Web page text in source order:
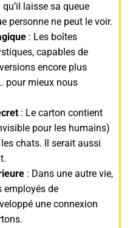
laisse sa queue
personne ne peut le voir.
: Les boîtes
capables de
encore plus
pour mieux nous
: Le carton contient
pour les humains)
chats. Il serait aussi
: Dans une autre vie,
employés de
une connexion